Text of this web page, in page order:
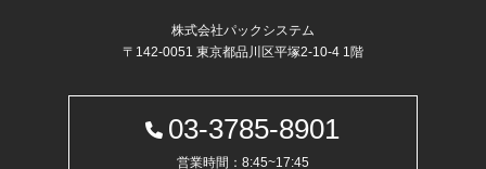
株式会社パックシステム
〒142-0051 東京都品川区平塚2-10-4 1階
03-3785-8901
営業時間：8:45~17:45